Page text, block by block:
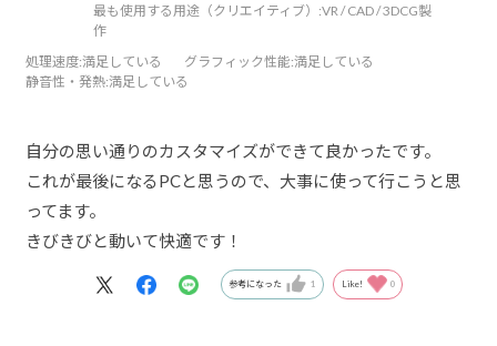
最も使用する用途（クリエイティブ）:VR / CAD / 3DCG製
作
処理速度:満足している グラフィック性能:満足している
静音性・発熱:満足している
自分の思い通りのカスタマイズができて良かったです。
これが最後になるPCと思うので、大事に使って行こうと思
ってます。
きびきびと動いて快適です！
参考になった 1 Like! 0